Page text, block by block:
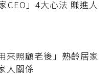
CEO」4大心法 賺進人
來照顧老後」熟齡居家
人關係